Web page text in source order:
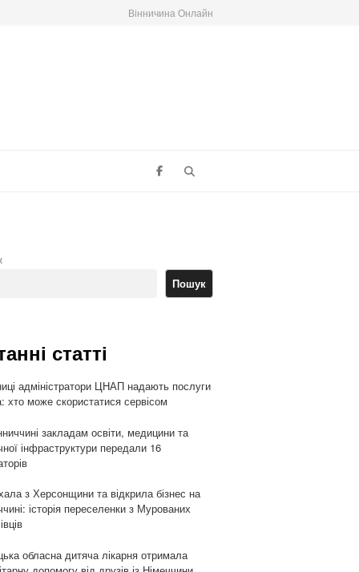
Вінничина Онлайн
Пошук
статті
адміністратори ЦНАП надають послуги
хто може скористатися сервісом
закладам освіти, медицини та
інфраструктури передали 16
з Херсонщини та відкрила бізнес на
історія переселенки з Мурованих
обласна дитяча лікарня отримала